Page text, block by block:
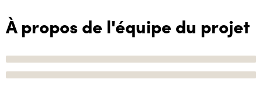
À propos de l'équipe du projet